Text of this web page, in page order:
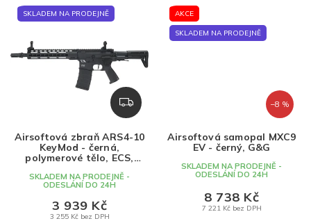
SKLADEM NA PRODEJNĚ
Z
D
R
M
Airsoftová zbraň ARS4-10
KeyMod - černá,
polymerové tělo, ECS,
SKLADEM NA PRODEJNĚ -
ODESLÁNÍ DO 24H
3 255 Kč bez DPH
3 939 Kč
AKCE
SKLADEM NA PRODEJNĚ
–8 %
Airsoftová samopal MXC9
EV - černý, G&G
SKLADEM NA PRODEJNĚ -
ODESLÁNÍ DO 24H
7 221 Kč bez DPH
8 738 Kč